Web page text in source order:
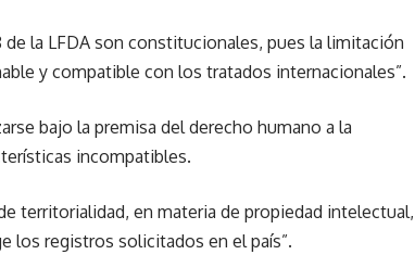
de la LFDA son constitucionales, pues la limitación
y compatible con los tratados internacionales”.
bajo la premisa del derecho humano a la
incompatibles.
territorialidad, en materia de propiedad intelectual,
los registros solicitados en el país”.